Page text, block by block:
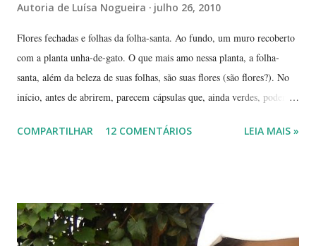
Autoria de Luísa Nogueira julho 26, 2010
Flores fechadas e folhas da folha-santa. Ao fundo, um muro recoberto
com a planta unha-de-gato. O que mais amo nessa planta, a folha-
santa, além da beleza de suas folhas, são suas flores (são flores?). No
início, antes de abrirem, parecem cápsulas que, ainda verdes, podem
As fotos de hoje são de cachos de suas flores ainda amadurecendo.
família das crassuláceas - Folha-santa. Ao fundo: Agave, dracena e
palmeira açaí. Folha-santa ( Bryophyllum calycinum ). Família das
COMPARTILHAR 12 COMENTÁRIOS LEIA MAIS »